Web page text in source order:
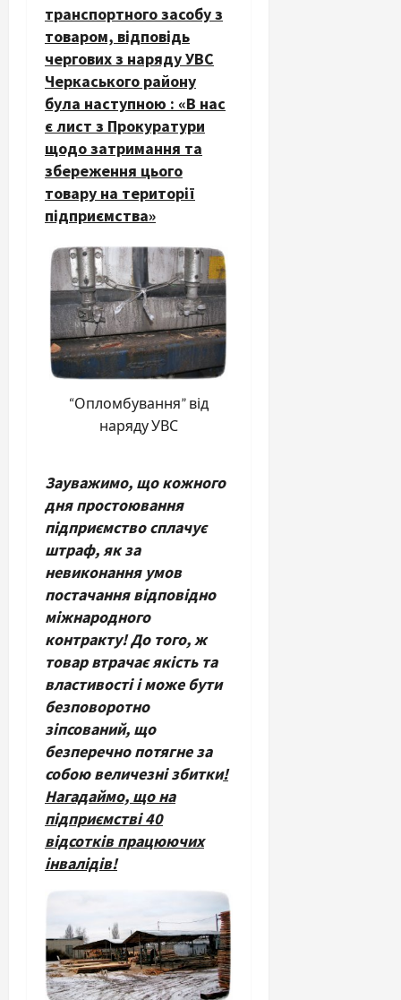
транспортного засобу з
товаром, відповідь
чергових з наряду УВС
Черкаського району
була наступною : «В нас
є лист з Прокуратури
щодо затримання та
збереження цього
товару на території
підприємства»
“Опломбування” від
наряду УВС
Зауважимо, що кожного
дня простоювання
підприємство сплачує
штраф, як за
невиконання умов
постачаннявідповідно
міжнародного
контракту!До того, ж
товар втрачає якість та
властивості і може бути
безповоротно
зіпсований, що
безперечно потягне за
собою величезні збитки!
Нагадаймо, що на
підприємстві 40
відсотків працюючих
інвалідів!